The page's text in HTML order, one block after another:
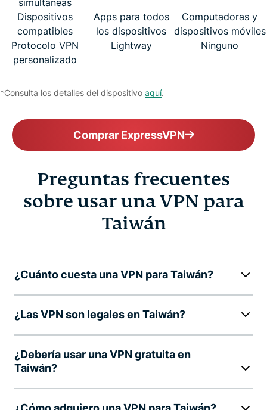
Dispositivos
compatibles
Apps para todos
los dispositivos
Computadoras y
dispositivos móviles
Protocolo VPN
personalizado
Lightway Ninguno
*Consulta los detalles del dispositivo aquí.
Comprar ExpressVPN
Preguntas frecuentes
sobre usar una VPN para
Taiwán
¿Cuánto cuesta una VPN para Taiwán?
¿Las VPN son legales en Taiwán?
¿Debería usar una VPN gratuita en
Taiwán?